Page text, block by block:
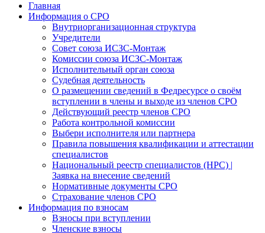
Главная
Информация о СРО
Внутриорганизационная структура
Учредители
Совет союза ИСЗС-Монтаж
Комиссии союза ИСЗС-Монтаж
Исполнительный орган союза
Судебная деятельность
О размещении сведений в Федресурсе о своём
вступлении в члены и выходе из членов СРО
Действующий реестр членов СРО
Работа контрольной комиссии
Выбери исполнителя или партнера
Правила повышения квалификации и аттестации
специалистов
Национальный реестр специалистов (НРС) |
Заявка на внесение сведений
Нормативные документы СРО
Страхование членов СРО
Информация по взносам
Взносы при вступлении
Членские взносы